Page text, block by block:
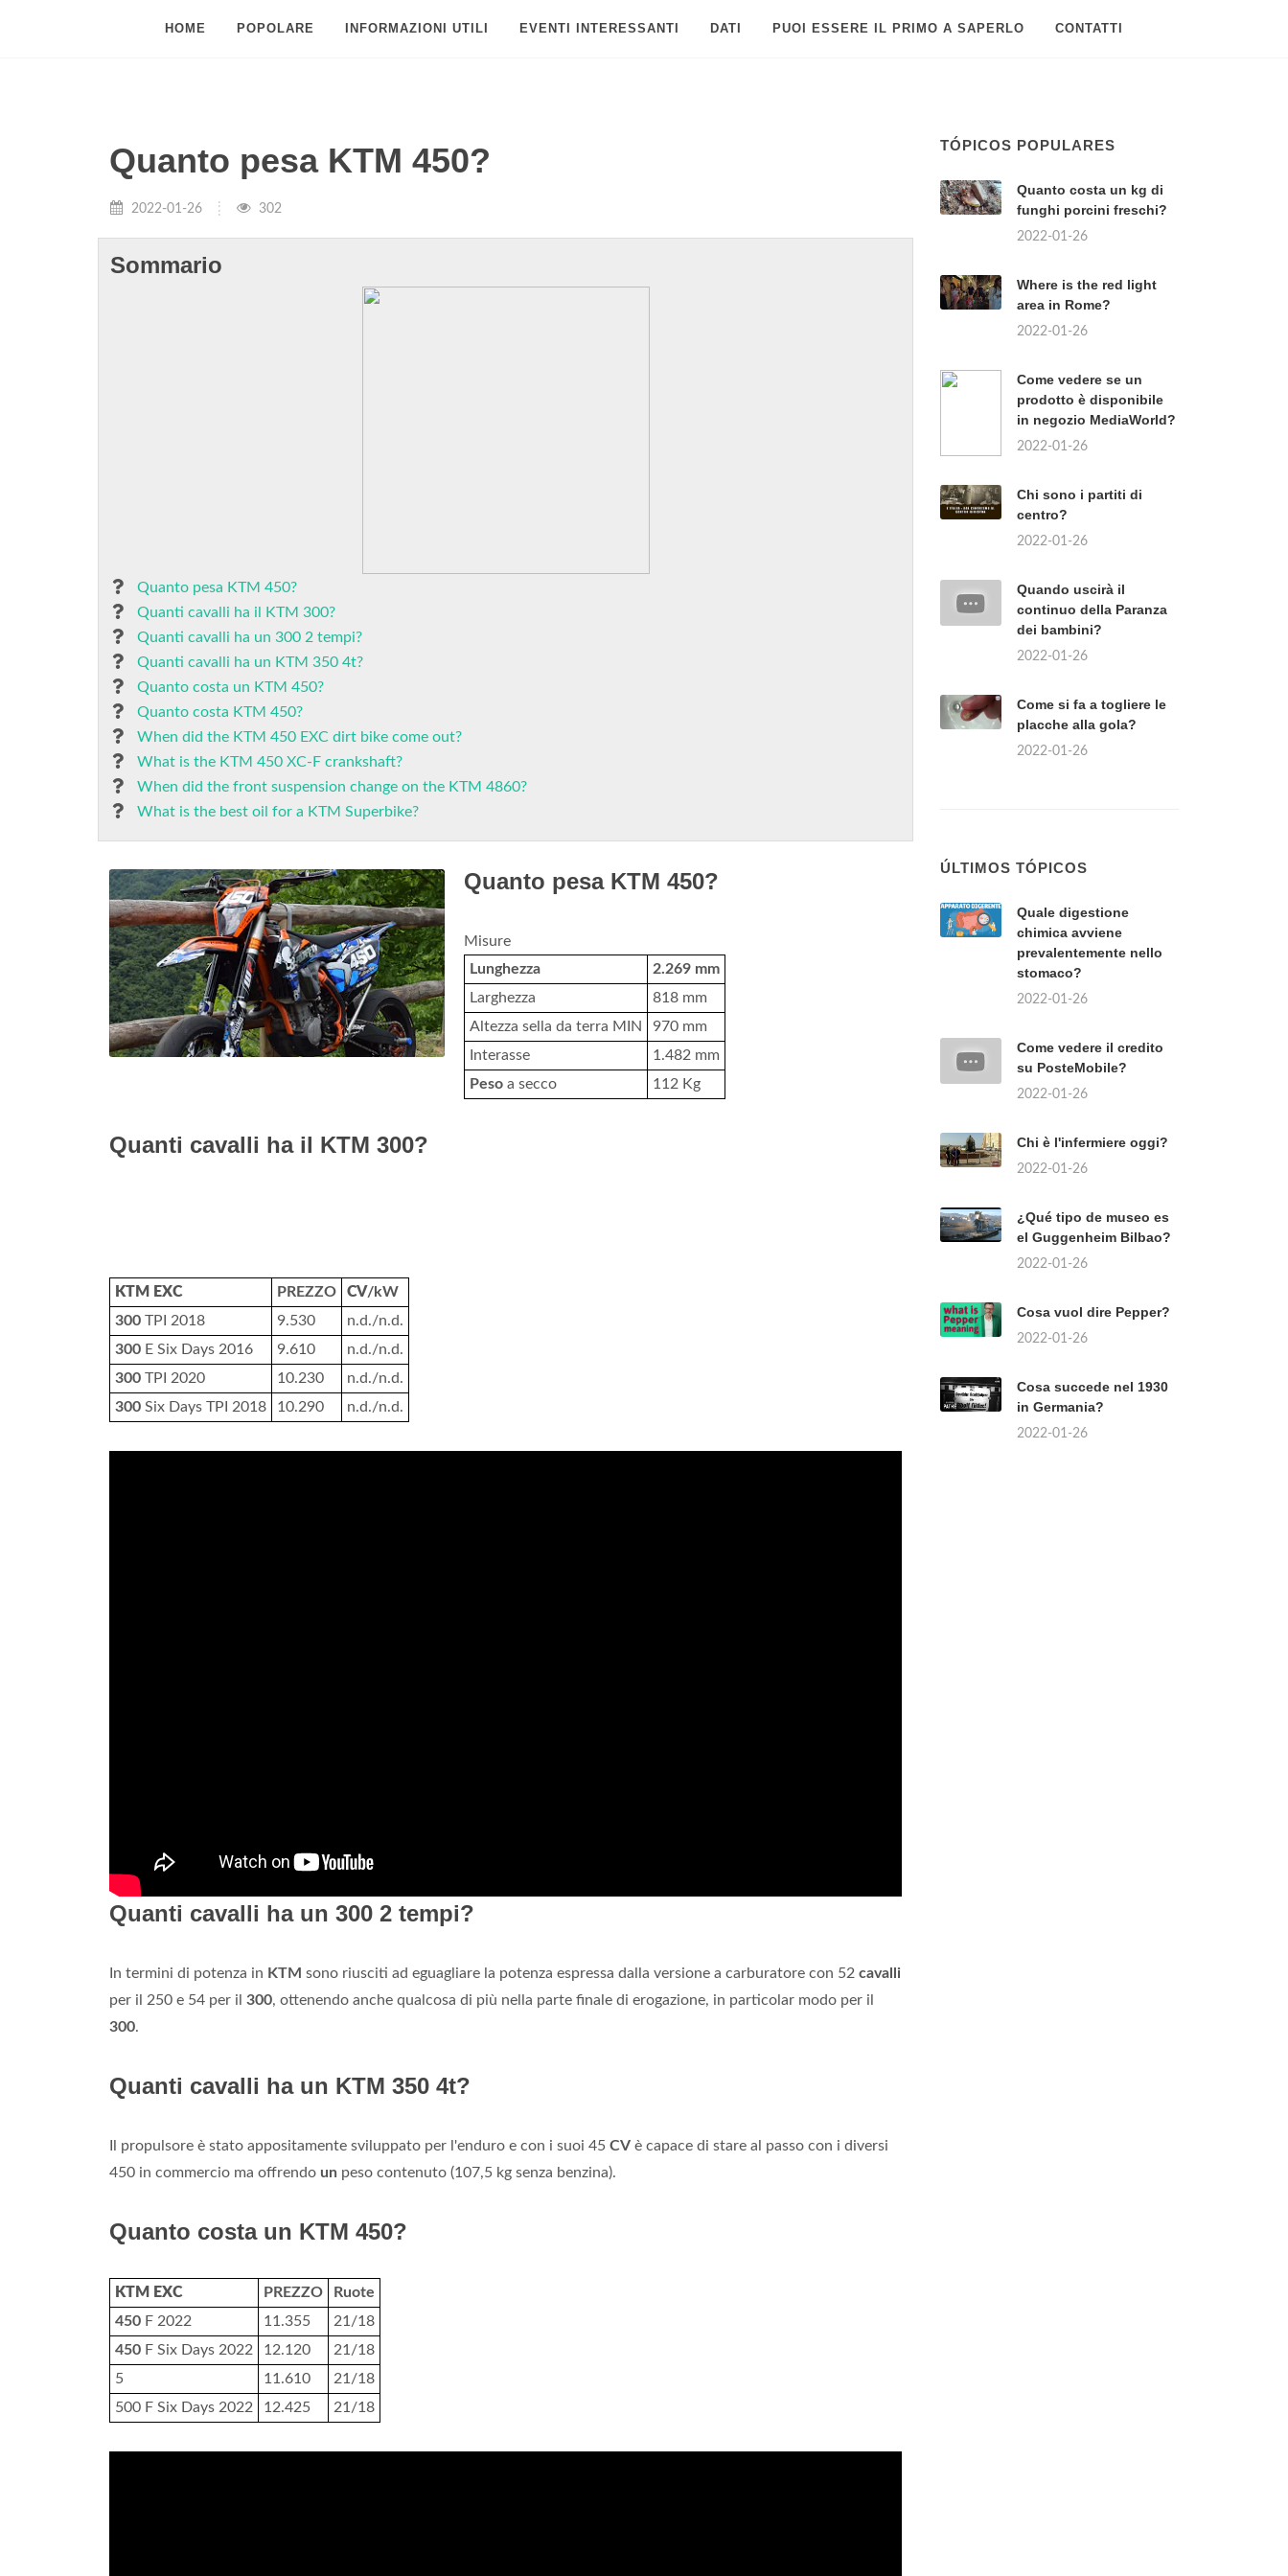
HOME POPOLARE INFORMAZIONI UTILI EVENTI INTERESSANTI DATI PUOI ESSERE IL PRIMO A SAPERLO CONTATTI
Quanto pesa KTM 450?
2022-01-26 302
Sommario
Quanto pesa KTM 450?
Quanti cavalli ha il KTM 300?
Quanti cavalli ha un 300 2 tempi?
Quanti cavalli ha un KTM 350 4t?
Quanto costa un KTM 450?
Quanto costa KTM 450?
When did the KTM 450 EXC dirt bike come out?
What is the KTM 450 XC-F crankshaft?
When did the front suspension change on the KTM 4860?
What is the best oil for a KTM Superbike?
Quanto pesa KTM 450?
Misure
Lunghezza
2.269 mm
Larghezza
818 mm
Altezza sella da terra MIN
970 mm
Interasse
1.482 mm
Peso a secco 112 Kg
Quanti cavalli ha il KTM 300?
KTM EXC PREZZO CV/kW
300 TPI 2018 9.530
n.d./n.d.
300 E Six Days 2016 9.610
n.d./n.d.
300 TPI 2020 10.230
n.d./n.d.
300 Six Days TPI 2018 10.290 n.d./n.d.
Quanti cavalli ha un 300 2 tempi?
In termini di potenza in KTM sono riusciti ad eguagliare la potenza espressa dalla versione a carburatore con 52 cavalli
per il 250 e 54 per il 300, ottenendo anche qualcosa di più nella parte finale di erogazione, in particolar modo per il
300.
Quanti cavalli ha un KTM 350 4t?
Il propulsore è stato appositamente sviluppato per l'enduro e con i suoi 45 CV è capace di stare al passo con i diversi
450 in commercio ma offrendo un peso contenuto (107,5 kg senza benzina).
Quanto costa un KTM 450?
KTM EXC PREZZO
Ruote
450 F 2022 11.355
21/18
450 F Six Days 2022 12.120
21/18
5
11.610
21/18
500 F Six Days 2022
12.425 21/18
TÓPICOS POPULARES
Quanto costa un kg di
funghi porcini freschi?
2022-01-26
Where is the red light
area in Rome?
2022-01-26
Come vedere se un
prodotto è disponibile
in negozio MediaWorld?
2022-01-26
Chi sono i partiti di
centro?
2022-01-26
Quando uscirà il
continuo della Paranza
dei bambini?
2022-01-26
Come si fa a togliere le
placche alla gola?
2022-01-26
ÚLTIMOS TÓPICOS
Quale digestione
chimica avviene
prevalentemente nello
stomaco?
2022-01-26
Come vedere il credito
su PosteMobile?
2022-01-26
Chi è l'infermiere oggi?
2022-01-26
¿Qué tipo de museo es
el Guggenheim Bilbao?
2022-01-26
Cosa vuol dire Pepper?
2022-01-26
Cosa succede nel 1930
in Germania?
2022-01-26